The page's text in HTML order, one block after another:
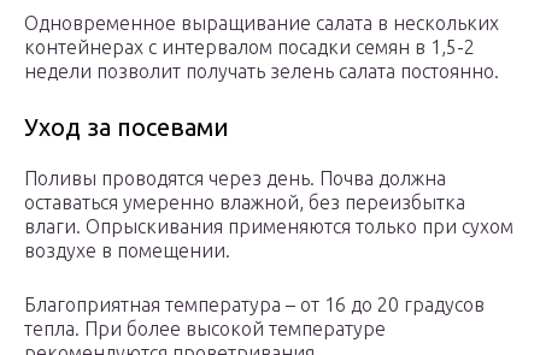
Одновременное выращивание салата в нескольких
контейнерах с интервалом посадки семян в 1,5-2
недели позволит получать зелень салата постоянно.
Уход за посевами
Поливы проводятся через день. Почва должна
оставаться умеренно влажной, без переизбытка
влаги. Опрыскивания применяются только при сухом
воздухе в помещении.
Благоприятная температура – от 16 до 20 градусов
тепла. При более высокой температуре